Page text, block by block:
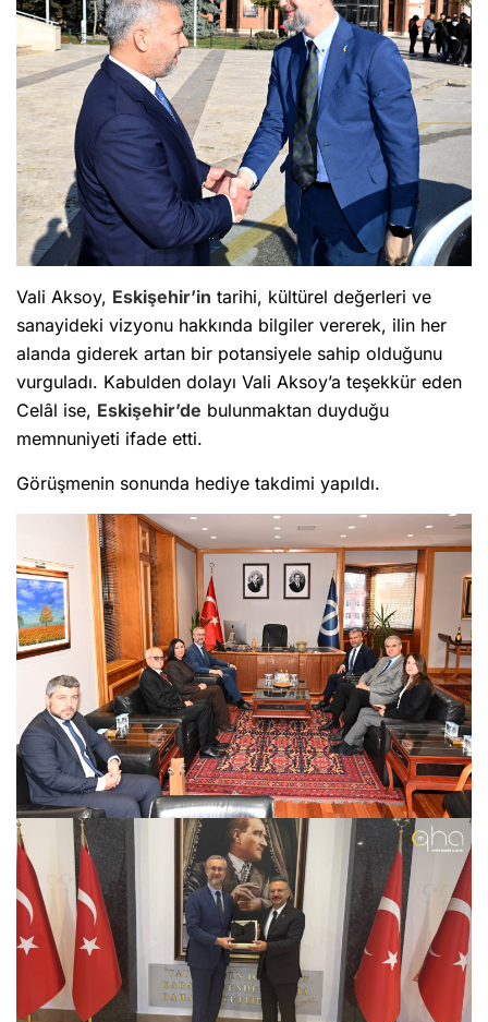
Vali Aksoy, Eskişehir’in tarihi, kültürel değerleri ve
sanayideki vizyonu hakkında bilgiler vererek, ilin her
alanda giderek artan bir potansiyele sahip olduğunu
vurguladı. Kabulden dolayı Vali Aksoy’a teşekkür eden
Celâl ise, Eskişehir’de bulunmaktan duyduğu
memnuniyeti ifade etti.
Görüşmenin sonunda hediye takdimi yapıldı.